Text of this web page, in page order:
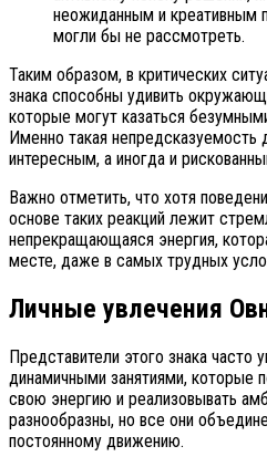
неожиданным и креативным
могли бы не рассмотреть.
Таким образом, в критических
знака способны удивить
которые могут казаться
Именно такая непредсказуемость
интересным, а иногда и
Важно отметить, что хотя
основе таких реакций лежит
непрекращающаяся энергия,
месте, даже в самых трудных
Личные увлечения
Представители этого знака часто
динамичными занятиями, которые
свою энергию и реализовывать
разнообразны, но все они
постоянному движению.